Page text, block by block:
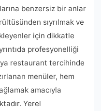
benzersiz bir anlar
sıyrılmak ve
için dikkatle
profesyonelliği
restaurant tercihinde
menüler, hem
amacıyla
Yerel